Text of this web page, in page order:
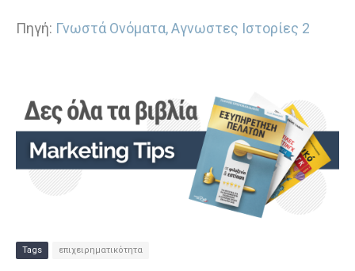
Πηγή: Γνωστά Ονόματα, Αγνωστες Ιστορίες 2
Tags επιχειρηματικότητα